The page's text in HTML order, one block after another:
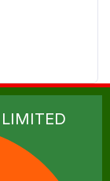
LIMITED